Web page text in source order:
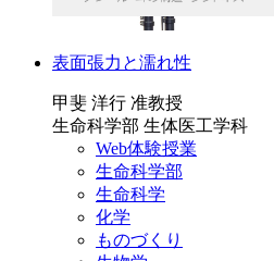
表面張力と濡れ性
甲斐 洋行 准教授
生命科学部 生体医工学科
Web体験授業
生命科学部
生命科学
化学
ものづくり